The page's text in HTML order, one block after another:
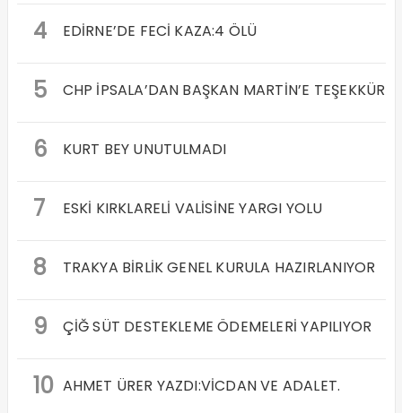
4 EDİRNE’DE FECİ KAZA:4 ÖLÜ
5 CHP İPSALA’DAN BAŞKAN MARTİN’E TEŞEKKÜR
6 KURT BEY UNUTULMADI
7 ESKİ KIRKLARELİ VALİSİNE YARGI YOLU
8 TRAKYA BİRLİK GENEL KURULA HAZIRLANIYOR
9 ÇİĞ SÜT DESTEKLEME ÖDEMELERİ YAPILIYOR
10 AHMET ÜRER YAZDI:VİCDAN VE ADALET.